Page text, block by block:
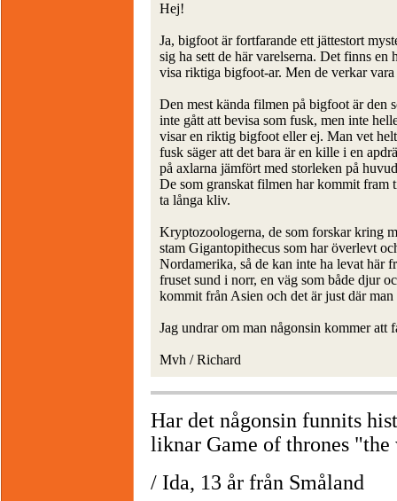
Hej!
Ja, bigfoot är fortfarande ett jättestort
sig ha sett de här varelserna. Det finns
visa riktiga bigfoot-ar. Men de verkar
Den mest kända filmen på bigfoot är den
inte gått att bevisa som fusk, men inte
visar en riktig bigfoot eller ej. Man vet
fusk säger att det bara är en kille i en
på axlarna jämfört med storleken på
De som granskat filmen har kommit fram
ta långa kliv.
Kryptozoologerna, de som forskar kring
stam Gigantopithecus som har överlevt
Nordamerika, så de kan inte ha levat här
fruset sund i norr, en väg som både djur
kommit från Asien och det är just där
Jag undrar om man någonsin kommer att
Mvh / Richard
Har det någonsin funnits
liknar Game of thrones
/ Ida, 13 år från Småland